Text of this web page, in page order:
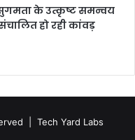
सुगमता के उत्कृष्ट समन्वय
हो रही कांवड़
| Tech Yard Labs